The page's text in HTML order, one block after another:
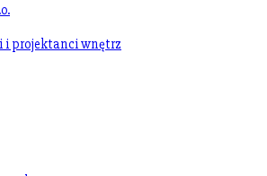
i projektanci wnętrz